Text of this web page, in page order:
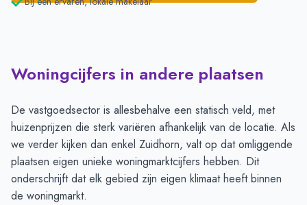
Woningcijfers in andere plaatsen
De vastgoedsector is allesbehalve een statisch veld, met
huizenprijzen die sterk variëren afhankelijk van de locatie. Als
we verder kijken dan enkel Zuidhorn, valt op dat omliggende
plaatsen eigen unieke woningmarktcijfers hebben. Dit
onderschrijft dat elk gebied zijn eigen klimaat heeft binnen
de woningmarkt.